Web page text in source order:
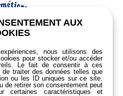
AUX
nous utilisons des
pour stocker et/ou accéder
Le fait de consentir à ces
traiter des données telles que
ou les ID uniques sur ce site.
de retirer son consentement peut
caractéristiques et